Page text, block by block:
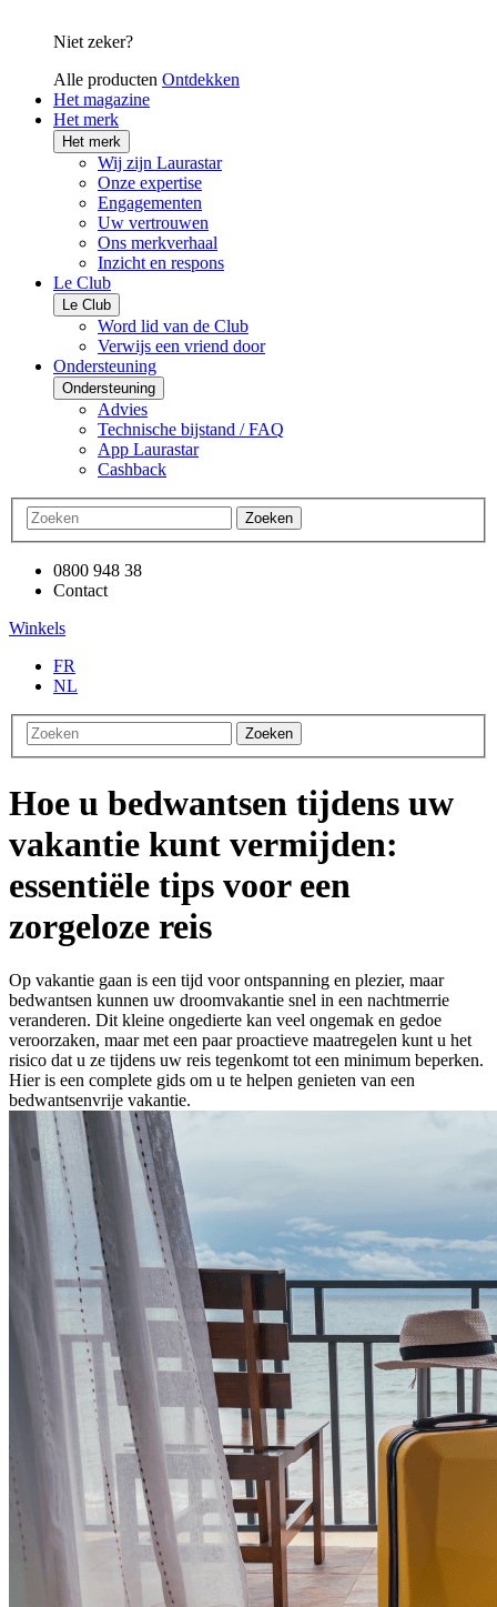
Niet zeker?
Alle producten Ontdekken
Het magazine
Het merk
Het merk
Wij zijn Laurastar
Onze expertise
Engagementen
Uw vertrouwen
Ons merkverhaal
Inzicht en respons
Le Club
Le Club
Word lid van de Club
Verwijs een vriend door
Ondersteuning
Ondersteuning
Advies
Technische bijstand / FAQ
App Laurastar
Cashback
Zoeken
0800 948 38
Contact
Winkels
FR
NL
Zoeken
Hoe u bedwantsen tijdens uw
vakantie kunt vermijden:
essentiële tips voor een
zorgeloze reis
Op vakantie gaan is een tijd voor ontspanning en plezier, maar
bedwantsen kunnen uw droomvakantie snel in een nachtmerrie
veranderen. Dit kleine ongedierte kan veel ongemak en gedoe
veroorzaken, maar met een paar proactieve maatregelen kunt u het
risico dat u ze tijdens uw reis tegenkomt tot een minimum beperken.
Hier is een complete gids om u te helpen genieten van een
bedwantsenvrije vakantie.